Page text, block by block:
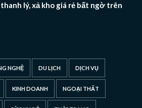
lý, xả kho giá rẻ bất ngờ trên
NGHỆ DU LỊCH DỊCH VỤ
KINH DOANH NGOẠI THẤT